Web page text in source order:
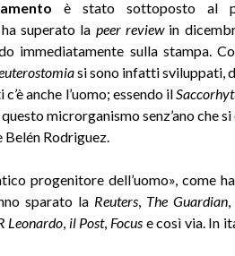
è stato sottoposto al
superato la peer reviewin
immediatamente sulla stampa.
si sono infatti sviluppati,
anche l’uomo; essendo il
microrganismo senz’ano che si
Belén Rodriguez.
progenitore dell’uomo», come
sparato la Reuters, The Guardian,
Leonardo il Post, Focuse così via. In